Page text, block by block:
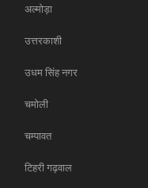
अल्मोड़ा
उत्तरकाशी
उधम सिंह नगर
चमोली
चम्पावत
टिहरी गढ़वाल